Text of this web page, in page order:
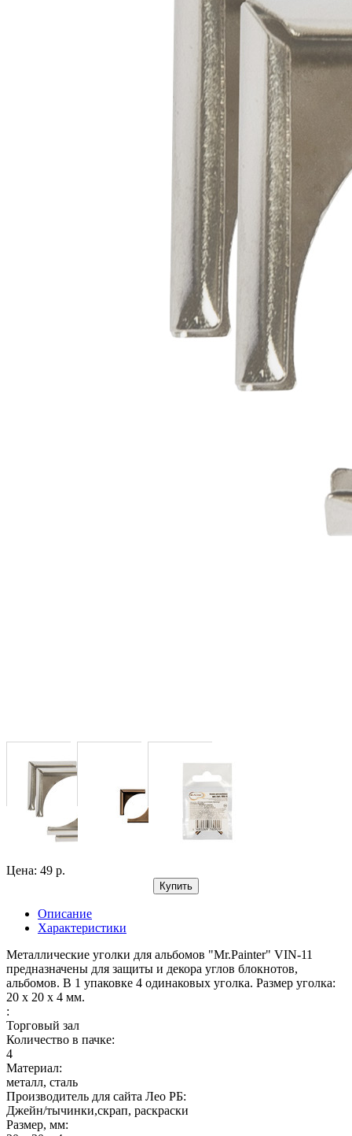
Цена: 49 р.
Купить
Описание
Характеристики
Металлические уголки для альбомов "Mr.Painter" VIN-11
предназначены для защиты и декора углов блокнотов,
альбомов. В 1 упаковке 4 одинаковых уголка. Размер уголка:
20 x 20 x 4 мм.
:
Торговый зал
Количество в пачке:
4
Материал:
металл, сталь
Производитель для сайта Лео РБ:
Джейн/тычинки,скрап, раскраски
Размер, мм: